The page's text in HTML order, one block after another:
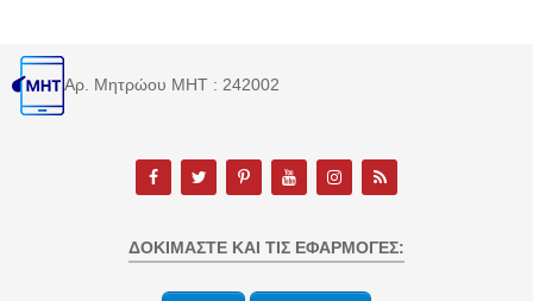
Αρ. Μητρώου MHT : 242002
ΔΟΚΙΜΆΣΤΕ ΚΑΙ ΤΙΣ ΕΦΑΡΜΟΓΈΣ: